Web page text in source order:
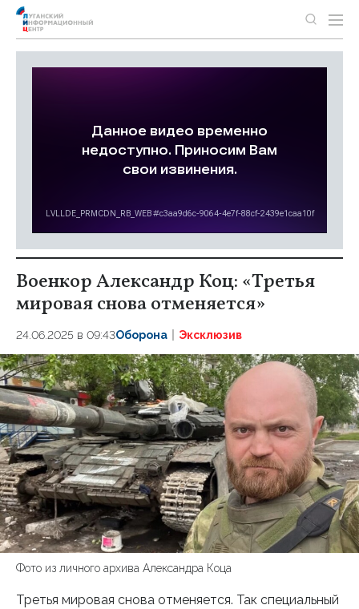
Военкор Александр Коц: «Третья
мировая снова отменяется»
24.06.2025 в 09:43Оборона Эксклюзив
Фото из личного архива Александра Коца
Третья мировая снова отменяется. Так специальный